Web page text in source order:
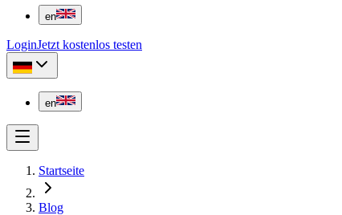
en
LoginJetzt kostenlos testen
en
Startseite
Blog